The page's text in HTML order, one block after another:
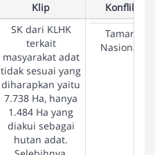
Klip
Konflik
SK dari KLHK
terkait
masyarakat adat
tidak sesuai yang
diharapkan yaitu
7.738 Ha, hanya
1.484 Ha yang
diakui sebagai
hutan adat.
Taman
Nasional